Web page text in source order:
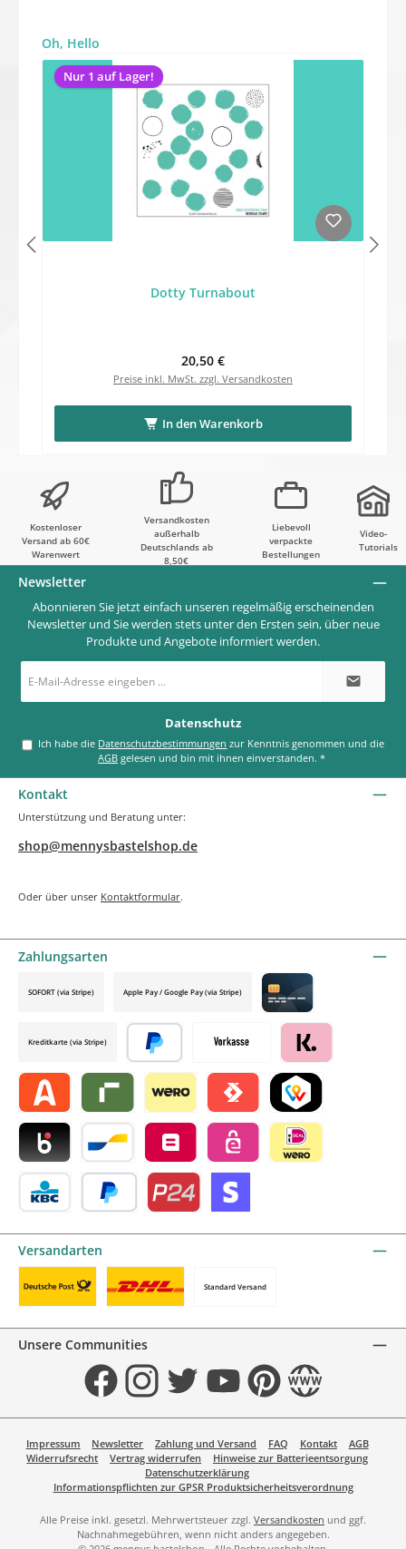
Produktgalerie überspringen
Oh, Hello
Nur 1 auf Lager!
Dotty Turnabout
Regulärer Preis:
20,50 €
Preise inkl. MwSt. zzgl. Versandkosten
In den Warenkorb
Kostenloser
Versand ab 60€
Warenwert
Versandkosten
außerhalb
Deutschlands ab
8,50€
Liebevoll
verpackte
Bestellungen
Video-
Tutorials
Newsletter
Abonnieren Sie jetzt einfach unseren regelmäßig erscheinenden
Newsletter und Sie werden stets unter den Ersten sein, über neue
Produkte und Angebote informiert werden.
Mail-
*
Datenschutz
Ich habe die Datenschutzbestimmungen
AGB gelesen und bin mit ihnen einverstanden.*
Kontakt
Unterstützung und Beratung unter:
shop@mennysbastelshop.de
Oder über unser Kontaktformular.
Zahlungsarten
Vorkasse Klarna by mollie
Alma by mollieRiverty by mollie
Wero Satispay by mollieTWINT by mollie
Blik by mollieBancontact by mollie
Belfius by mollieeps by mollie
SOFORT (via Stripe) Apple Pay / Google Pay (via Stripe)
Credit card by mollie
Kreditkarte (via Stripe)
Später bezahlen
Versandarten
Standard Versand
Unsere Communities
FacebookInstagramTwitter YouTubePinterestWebsite
Impressum Newsletter Zahlung und Versand FAQ Kontakt
AGB
Widerrufsrecht
Vertrag widerrufen
Hinweise zur Batterieentsorgung
Datenschutzerklärung
Informationspflichten zur GPSR Produktsicherheitsverordnung
Alle Preise inkl. gesetzl. Mehrwertsteuer zzgl. Versandkosten und ggf.
Nachnahmegebühren, wenn nicht anders angegeben.